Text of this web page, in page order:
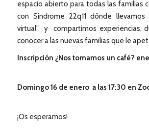
espacio abierto para todas las familias
con Síndrome 22q11 dónde
virtual" y compartimos experiencias,
conocer a las nuevas familias que le
Inscripción ¿Nos tomamos un café?
Domingo 16 de enero a las 17:30 en
¡Os esperamos!